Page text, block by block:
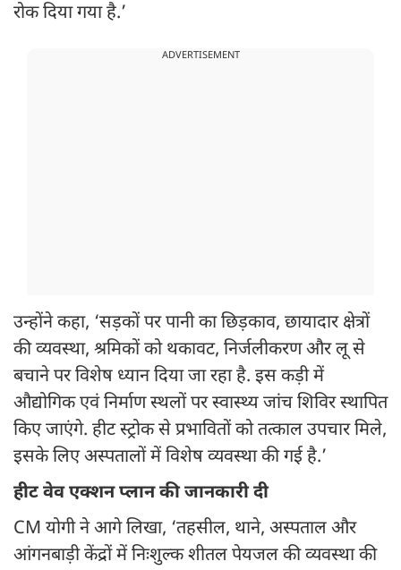
रोक दिया गया है.’
ADVERTISEMENT
उन्होंने कहा, ‘सड़कों पर पानी का छिड़काव, छायादार क्षेत्रों
की व्यवस्था, श्रमिकों को थकावट, निर्जलीकरण और लू से
बचाने पर विशेष ध्यान दिया जा रहा है. इस कड़ी में
औद्योगिक एवं निर्माण स्थलों पर स्वास्थ्य जांच शिविर स्थापित
किए जाएंगे. हीट स्ट्रोक से प्रभावितों को तत्काल उपचार मिले,
इसके लिए अस्पतालों में विशेष व्यवस्था की गई है.’
हीट वेव एक्शन प्लान की जानकारी दी
CM योगी ने आगे लिखा, ‘तहसील, थाने, अस्पताल और
आंगनबाड़ी केंद्रों में निःशुल्क शीतल पेयजल की व्यवस्था की